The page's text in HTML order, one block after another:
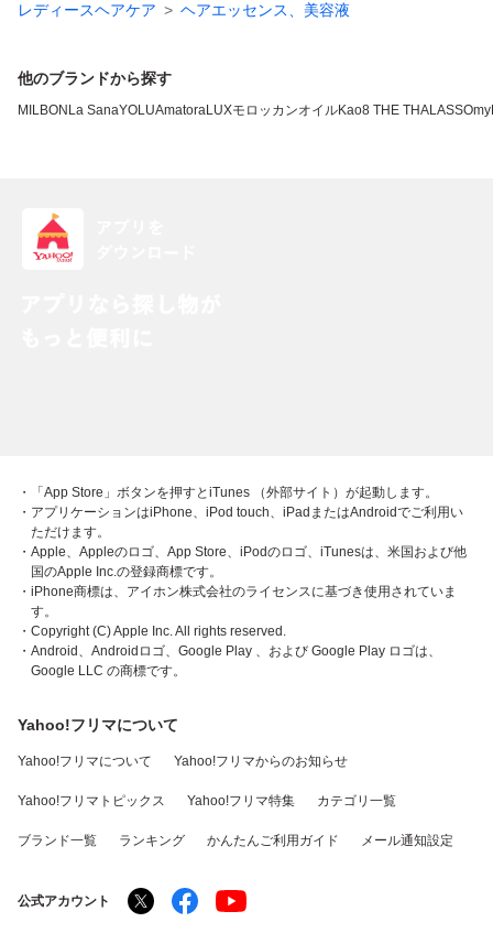
レディースヘアケア
ヘアエッセンス、美容液
他のブランドから探す
MILBON La SanaYOLUAmatoraLUXモロッカンオイルKao8 THE THALASSO
・「App Store」ボタンを押すとiTunes （外部サイト）が起動します。
・アプリケーションはiPhone、iPod touch、iPadまたはAndroidでご利用い
ただけます。
・Apple、Appleのロゴ、App Store、iPodのロゴ、iTunesは、米国および他
国のApple Inc.の登録商標です。
・iPhone商標は、アイホン株式会社のライセンスに基づき使用されていま
す。
・Copyright (C) Apple Inc. All rights reserved.
・Android、Androidロゴ、Google Play 、および Google Play ロゴは、
Google LLC の商標です。
Yahoo!フリマについて
Yahoo!フリマについて Yahoo!フリマからのお知らせ
Yahoo!フリマトピックス Yahoo!フリマ特集 カテゴリ一覧
ブランド一覧 ランキング かんたんご利用ガイド メール通知設定
公式アカウント